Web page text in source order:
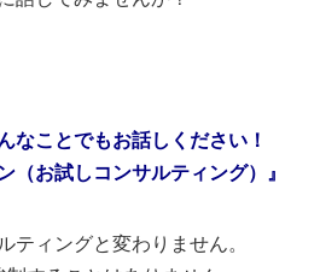
ことでもお話しください！
（お試しコンサルティング）』
ィングと変わりません。